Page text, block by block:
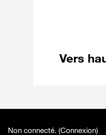
Vers
Non connecté. (Connexion)